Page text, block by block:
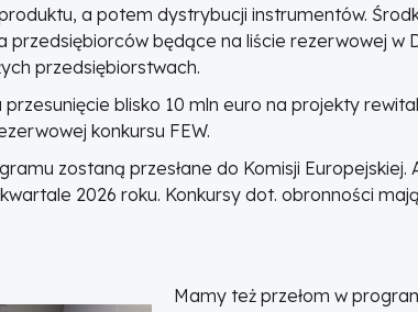
a potem dystrybucji instrumentów.
będące na liście rezerwowej w
przedsiębiorstwach.
przesunięcie blisko 10 mln euro na projekty
konkursu FEW.
zostaną przesłane do Komisji Europejskiej.
2026 roku. Konkursy dot. obronności
Mamy też przełom w